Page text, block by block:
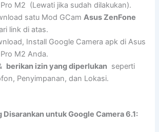
M2 (Lewati jika sudah dilakukan).
satu Mod GCamAsus ZenFone
link di atas.
Install Google Camera apk di Asus
M2 Anda.
berikan izin yang diperlukan seperti
Penyimpanan, dan Lokasi.
Disarankan untuk Google Camera 6.1: